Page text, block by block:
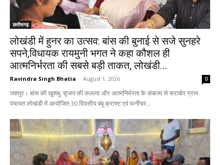
छत्तीसगढ़
लोखंडी में हुनर का उत्सव: बांस की बुनाई से सजे सुनहरे
सपने,विधायक रायमुनी भगत ने कहा कौशल ही
आत्मनिर्भरता की सबसे बड़ी ताकत, लोखंडी...
Ravindra Singh Bhatia - August 1, 2026 0
जशपुर। बांस की खुशबू, सृजन की कल्पना और आत्मनिर्भरता के संकल्प से सराबोर ग्राम
पंचायत लोखंडी में आयोजित 30 दिवसीय बंबू क्राफ्ट एवं फर्नीचर...